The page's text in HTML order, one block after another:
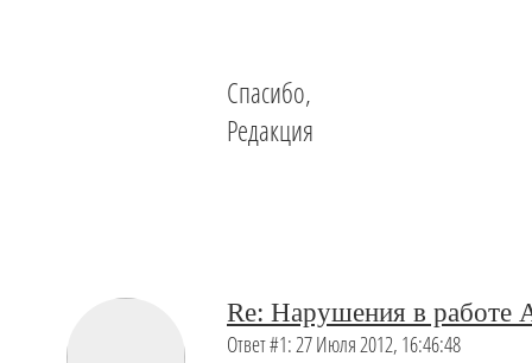
Спасибо,
Редакция
Re: Нарушения в
Ответ #1: 27 Июля 2012, 16:46:48